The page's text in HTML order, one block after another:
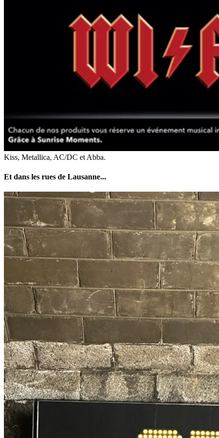
Kiss, Metallica, AC/DC et Abba.
Et dans les rues de Lausanne...